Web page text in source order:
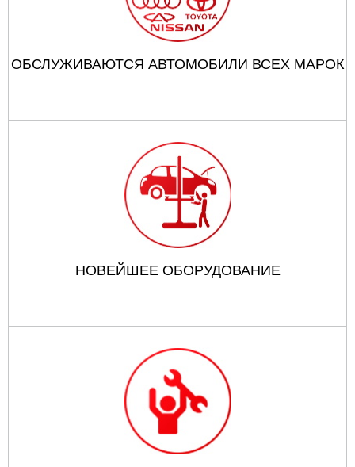
ОБСЛУЖИВАЮТСЯ АВТОМОБИЛИ ВСЕХ МАРОК
НОВЕЙШЕЕ ОБОРУДОВАНИЕ